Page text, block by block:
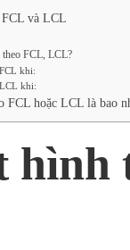
và LCL
FCL, LCL?
khi:
khi:
FCL hoặc LCL là bao
hình